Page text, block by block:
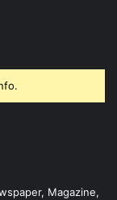
Magazine,